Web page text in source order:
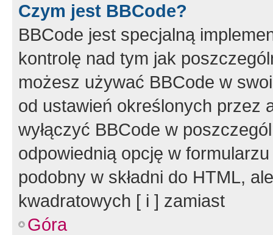
Czym jest BBCode?
BBCode jest specjalną
kontrolę nad tym jak
możesz używać BBCode w
od ustawień określonych przez
wyłączyć BBCode w
odpowiednią opcję w
podobny w składni do HTML,
kwadratowych [ i ] zamiast
Góra